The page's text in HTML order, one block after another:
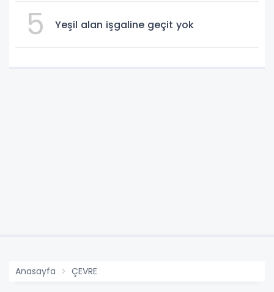
5 Yeşil alan işgaline geçit yok
Anasayfa ÇEVRE